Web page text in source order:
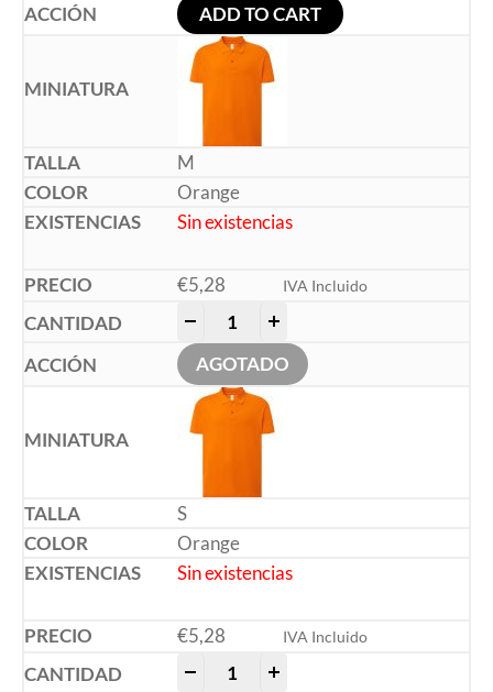
ADD TO CART
M
Orange
Sin existencias
€5,28 IVA Incluido
AGOTADO
S
Orange
Sin existencias
€5,28 IVA Incluido